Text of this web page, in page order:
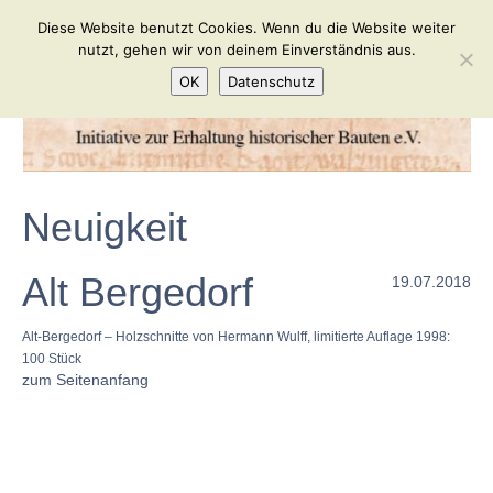
Neuigkeit
19.07.2018
Alt Bergedorf
Alt-Bergedorf – Holzschnitte von Hermann Wulff, limitierte Auflage 1998:
100 Stück
zum Seitenanfang
Diese Website benutzt Cookies. Wenn du die Website weiter
nutzt, gehen wir von deinem Einverständnis aus.
OK
Datenschutz